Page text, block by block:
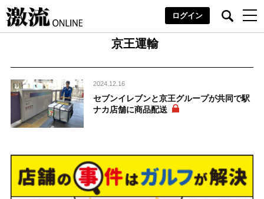
ログイン
京王運輸
2024.12.16
セブンイレブンと京王グループが共同で駅
ナカ店舗に商品配送